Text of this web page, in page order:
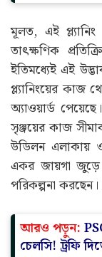
মূলত, এই
তাৎক্ষণিক
ইতিমধ্যেই এই
প্ল্যানিংয়ের কাজ
অ্যাওয়ার্ড
সৃঞ্জয়ের কাজ
উডিলন এলাকায়
একর জায়গা জুড়ে
পরিকল্পনা করছেন।
আরও পড়ুন:
চেলসি! ট্রফি